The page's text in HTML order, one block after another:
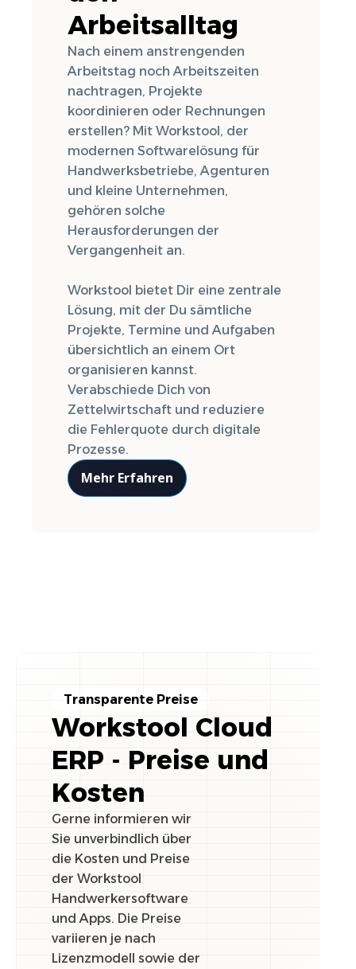
Arbeitsalltag
Nach einem anstrengenden
Arbeitstag noch Arbeitszeiten
nachtragen, Projekte
koordinieren oder Rechnungen
erstellen? Mit Workstool, der
modernen Softwarelösung für
Handwerksbetriebe, Agenturen
und kleine Unternehmen,
gehören solche
Herausforderungen der
Vergangenheit an.
Workstool bietet Dir eine zentrale
Lösung, mit der Du sämtliche
Projekte, Termine und Aufgaben
übersichtlich an einem Ort
organisieren kannst.
Verabschiede Dich von
Zettelwirtschaft und reduziere
die Fehlerquote durch digitale
Prozesse.
Mehr Erfahren
Transparente Preise
Workstool Cloud
ERP - Preise und
Kosten
Gerne informieren wir
Sie unverbindlich über
die Kosten und Preise
der Workstool
Handwerkersoftware
und Apps. Die Preise
variieren je nach
Lizenzmodell sowie der